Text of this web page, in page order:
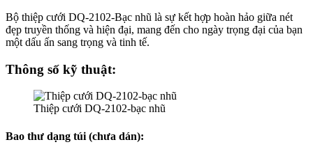
Bộ thiệp cưới DQ-2102-Bạc nhũ là sự kết hợp hoàn hảo giữa nét
đẹp truyền thống và hiện đại, mang đến cho ngày trọng đại của bạn
một dấu ấn sang trọng và tinh tế.
Thông số kỹ thuật:
Thiệp cưới DQ-2102-bạc nhũ
Bao thư dạng túi (chưa dán):